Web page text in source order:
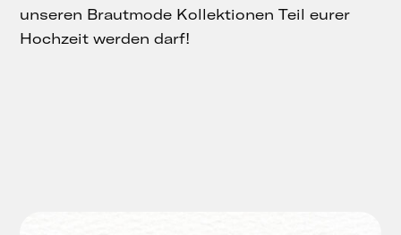
unseren Brautmode Kollektionen Teil eurer
Hochzeit werden darf!